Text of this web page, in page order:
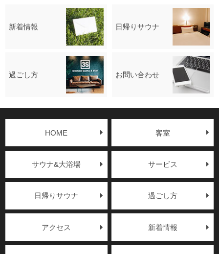
新着情報 日帰りサウナ
過ごし方 お問い合わせ
HOME 客室
サウナ&大浴場 サービス
日帰りサウナ 過ごし方
アクセス 新着情報